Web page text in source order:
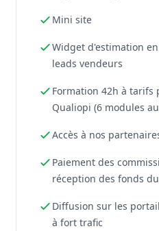
Mini site
Widget d'estimation
leads vendeurs
Formation 42h à
Qualiopi (6 modules
Accès à nos
Paiement des
réception des fonds
Diffusion sur les
à fort trafic